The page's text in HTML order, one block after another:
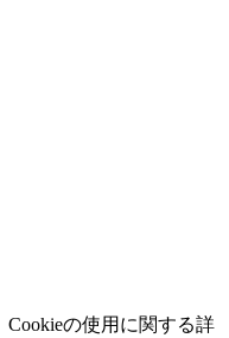
の使用に関する詳